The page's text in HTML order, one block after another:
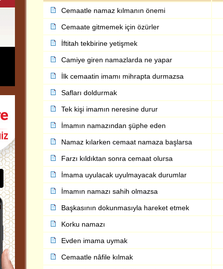
Cemaatle namaz kılmanın önemi
Cemaate gitmemek için özürler
İftitah tekbirine yetişmek
Camiye giren namazlarda ne yapar
İlk cemaatin imamı mihrapta durmazsa
Safları doldurmak
Tek kişi imamın neresine durur
İmamın namazından şüphe eden
Namaz kılarken cemaat namaza başlarsa
Farzı kıldıktan sonra cemaat olursa
İmama uyulacak uyulmayacak durumlar
İmamın namazı sahih olmazsa
Başkasının dokunmasıyla hareket etmek
Korku namazı
Evden imama uymak
Cemaatle nâfile kılmak